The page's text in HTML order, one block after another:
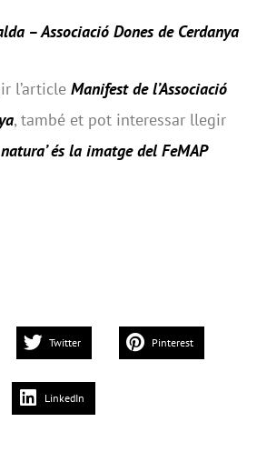
– Associació Dones de Cerdanya
l’article Manifest de l’Associació
, també et pot interessar llegir
és la imatge del FeMAP
Twitter Pinterest
LinkedIn